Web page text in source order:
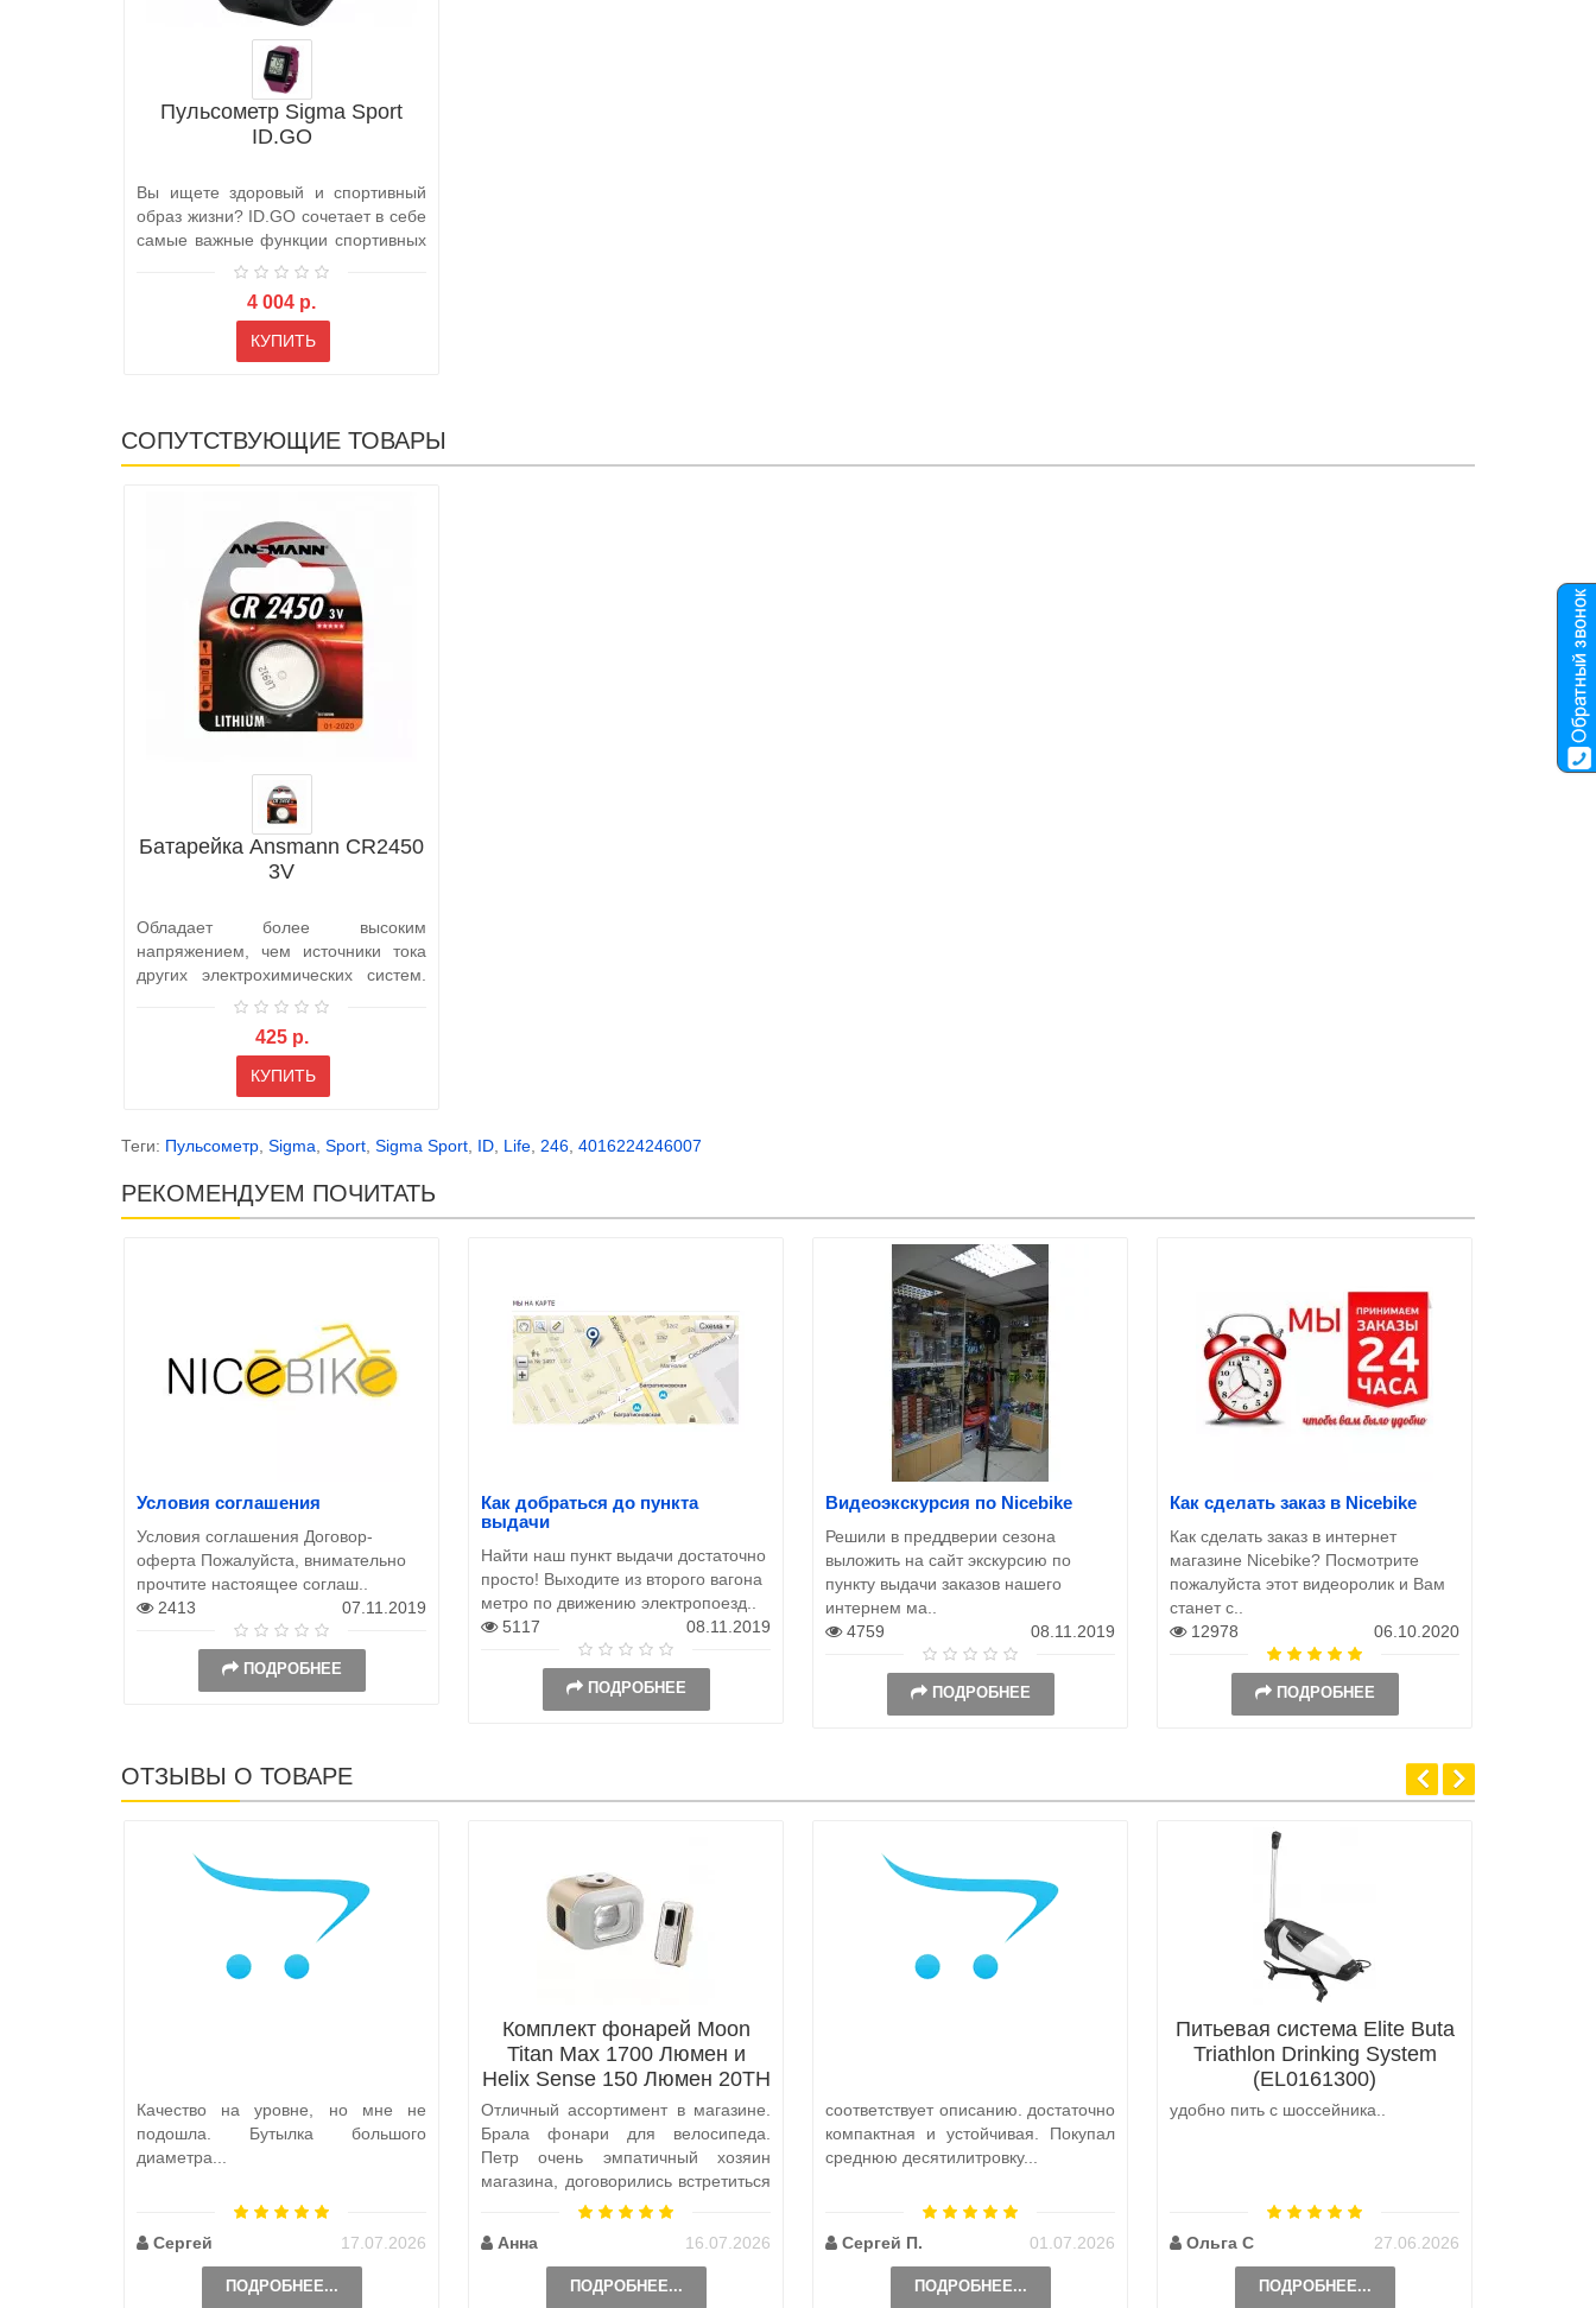
Пульсометр Sigma Sport
ID.GO
Вы ищете здоровый и спортивный
образ жизни? ID.GO сочетает в себе
самые важные функции спортивных
4 004 р.
КУПИТЬ
СОПУТСТВУЮЩИЕ ТОВАРЫ
Батарейка Ansmann CR2450
3V
Обладает более высоким
напряжением, чем источники тока
других электрохимических систем.
Напряжение д..
425 р.
КУПИТЬ
Теги: Пульсометр Sigma Sport Sigma Sport ID Life 246 4016224246007
РЕКОМЕНДУЕМ ПОЧИТАТЬ
Условия соглашения
Условия соглашения Договор-
оферта Пожалуйста, внимательно
прочтите настоящее соглаш..
2413
07.11.2019
ПОДРОБНЕЕ
Как добраться до пункта
выдачи
Найти наш пункт выдачи достаточно
просто! Выходите из второго вагона
метро по движению электропоезд..
5117
08.11.2019
ПОДРОБНЕЕ
Видеоэкскурсия по Nicebike
Решили в преддверии сезона
выложить на сайт экскурсию по
пункту выдачи заказов нашего
интернем ма..
4759
08.11.2019
ПОДРОБНЕЕ
Как сделать заказ в Nicebike
Как сделать заказ в интернет
магазине Nicebike? Посмотрите
пожалуйста этот видеоролик и Вам
станет с..
12978
06.10.2020
ПОДРОБНЕЕ
ОТЗЫВЫ О ТОВАРЕ
Качество на уровне, но мне не
подошла. Бутылка большого
диаметра...
Сергей 17.07.2026
ПОДРОБНЕЕ...
Комплект фонарей Moon
Titan Max 1700 Люмен и
Helix Sense 150 Люмен 20TH
Anniversary Edition
Отличный ассортимент в магазине.
Брала фонари для велосипеда.
Петр очень эмпатичный хозяин
магазина, договорились встретиться
по пути, чтобы передать ..
Анна
16.07.2026
ПОДРОБНЕЕ...
соответствует описанию. достаточно
компактная и устойчивая. Покупал
среднюю десятилитровку...
Сергей П. 01.07.2026
ПОДРОБНЕЕ...
Питьевая система Elite Buta
Triathlon Drinking System
(EL0161300)
удобно пить с шоссейника..
Ольга С 27.06.2026
ПОДРОБНЕЕ...